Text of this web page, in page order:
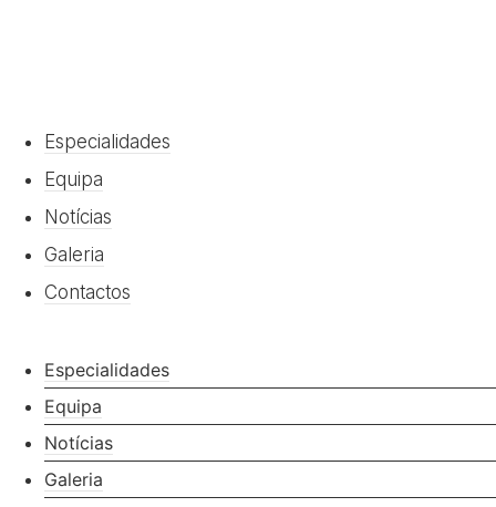
Especialidades
Equipa
Notícias
Galeria
Contactos
Especialidades
Equipa
Notícias
Galeria